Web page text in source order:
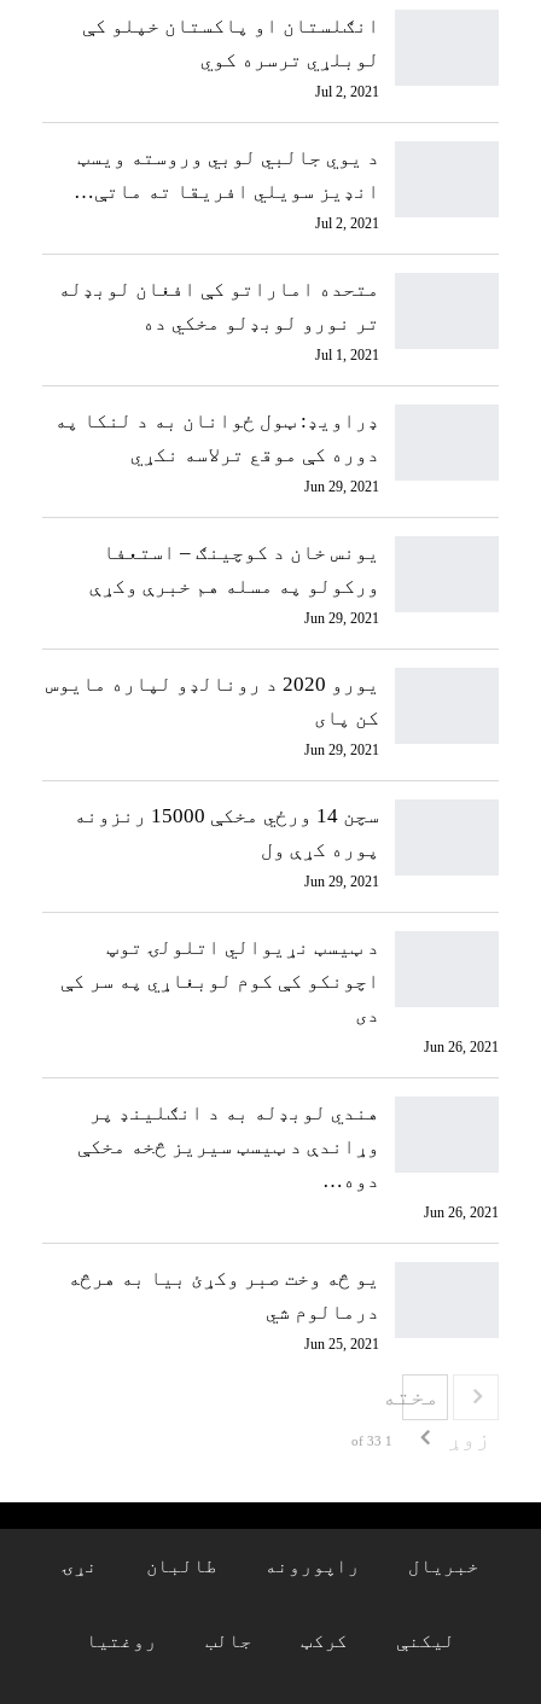
انګلستان او پاکستان خپلو کې
لوبلړي ترسره کوي
Jul 2, 2021
د یوي جالبي لوبي وروسته ویسټ
انډیز سویلي افریقا ته ماتې…
Jul 2, 2021
متحده اماراتو کې افغان لوبډله
تر نورو لوبډلو مخکي ده
Jul 1, 2021
ډراویډ: ټول ځوانان به د لنکا په
دوره کې موقع ترلاسه نکړي
Jun 29, 2021
یونس خان د کوچینګ – استعفا
ورکولو په مسله هم خبرې وکړې
Jun 29, 2021
یورو 2020 د رونالډو لپاره مایوس
کن پای
Jun 29, 2021
سچن 14 ورځي مخکې 15000 رنزونه
پوره کړې ول
Jun 29, 2021
د ټيسټ نړیوالي اتلولۍ توپ
اچونکو کې کوم لوبغاړي په سر کې
دی
Jun 26, 2021
هندي لوبډله به د انګلینډ پر
وړاندې د ټیسټ سیریز څخه مخکې
دوه…
Jun 26, 2021
یو څه وخت صبر وکړئ بیا به هرڅه
درمالوم شي
Jun 25, 2021
زوړ
مخته
1 of 33
خبریال راپورونه طالبان نړۍ
لیکنې کرکټ جالب روغتیا